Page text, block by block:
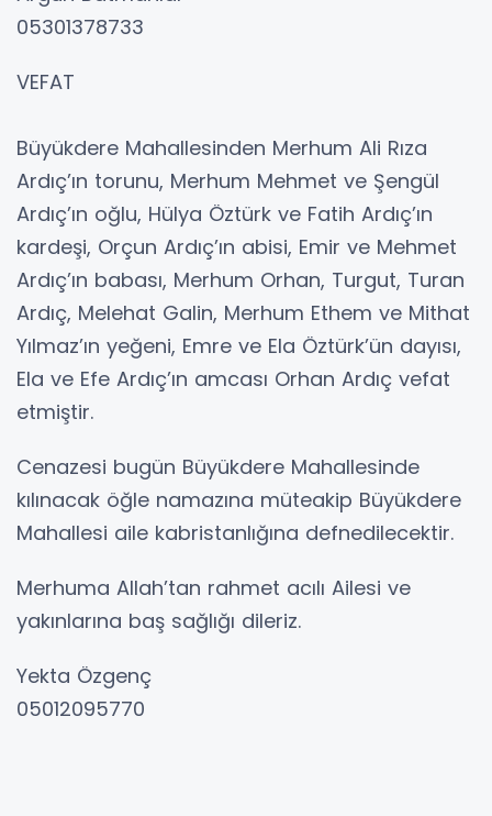
05301378733
VEFAT
Büyükdere Mahallesinden Merhum Ali Rıza
Ardıç’ın torunu, Merhum Mehmet ve Şengül
Ardıç’ın oğlu, Hülya Öztürk ve Fatih Ardıç’ın
kardeşi, Orçun Ardıç’ın abisi, Emir ve Mehmet
Ardıç’ın babası, Merhum Orhan, Turgut, Turan
Ardıç, Melehat Galin, Merhum Ethem ve Mithat
Yılmaz’ın yeğeni, Emre ve Ela Öztürk’ün dayısı,
Ela ve Efe Ardıç’ın amcası Orhan Ardıç vefat
etmiştir.
Cenazesi bugün Büyükdere Mahallesinde
kılınacak öğle namazına müteakip Büyükdere
Mahallesi aile kabristanlığına defnedilecektir.
Merhuma Allah’tan rahmet acılı Ailesi ve
yakınlarına baş sağlığı dileriz.
Yekta Özgenç
05012095770